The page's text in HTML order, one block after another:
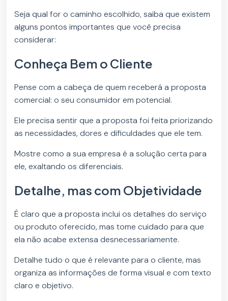
Seja qual for o caminho escolhido, saiba que existem
alguns pontos importantes que você precisa
considerar:
Conheça Bem o Cliente
Pense com a cabeça de quem receberá a proposta
comercial: o seu consumidor em potencial.
Ele precisa sentir que a proposta foi feita priorizando
as necessidades, dores e dificuldades que ele tem.
Mostre como a sua empresa é a solução certa para
ele, exaltando os diferenciais.
Detalhe, mas com Objetividade
É claro que a proposta inclui os detalhes do serviço
ou produto oferecido, mas tome cuidado para que
ela não acabe extensa desnecessariamente.
Detalhe tudo o que é relevante para o cliente, mas
organiza as informações de forma visual e com texto
claro e objetivo.